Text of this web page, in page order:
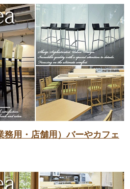
務用・店舗用）バーやカフェ